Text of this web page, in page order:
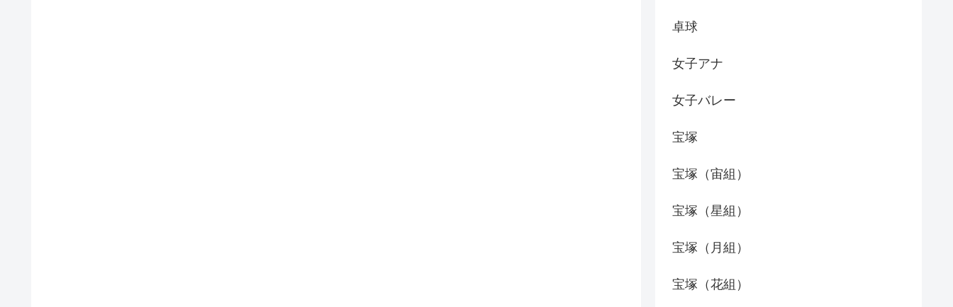
卓球
女子アナ
女子バレー
宝塚
宝塚（宙組）
宝塚（星組）
宝塚（月組）
宝塚（花組）